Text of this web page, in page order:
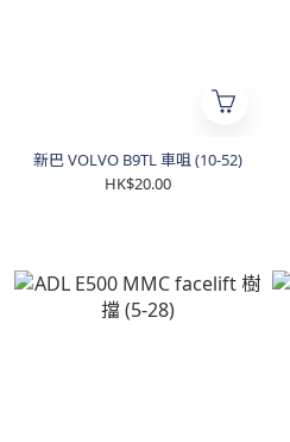
新巴 VOLVO B9TL 車咀 (10-52)
HK$20.00